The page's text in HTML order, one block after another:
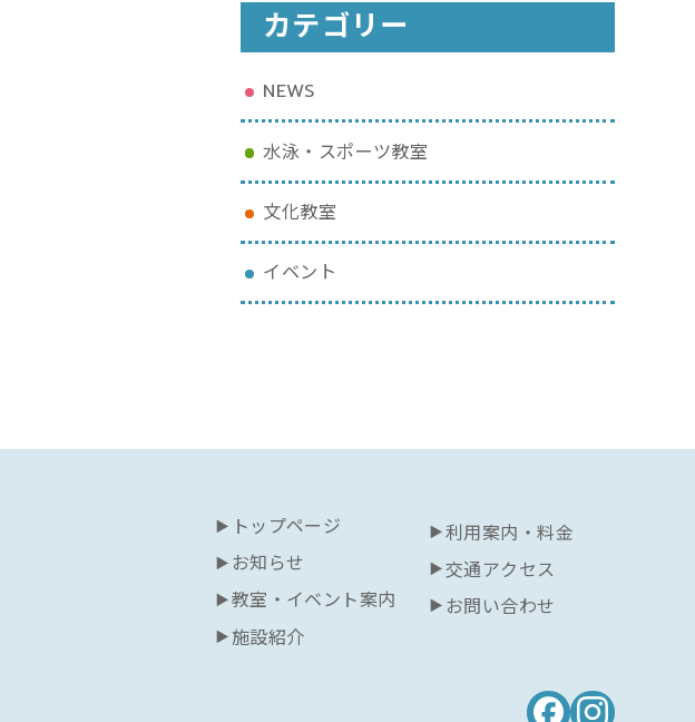
カテゴリー
NEWS
水泳・スポーツ教室
文化教室
イベント
トップページ
お知らせ
教室・イベント案内
施設紹介
利用案内・料金
交通アクセス
お問い合わせ